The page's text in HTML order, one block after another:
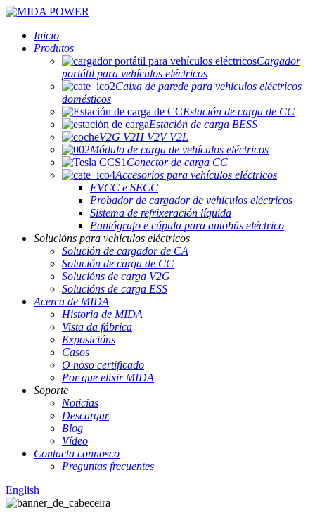
Inicio
Produtos
Cargador
portátil para vehículos eléctricos
Caixa de parede para vehículos eléctricos
domésticos
Estación de carga de CC
Estación de carga BESS
V2G V2H V2V V2L
Módulo de carga de vehículos eléctricos
Conector de carga CC
Accesorios para vehículos eléctricos
EVCC e SECC
Probador de cargador de vehículos eléctricos
Sistema de refrixeración líquida
Pantógrafo e cúpula para autobús eléctrico
Solucións para vehículos eléctricos
Solución de cargador de CA
Solución de carga de CC
Solucións de carga V2G
Solucións de carga ESS
Acerca de MIDA
Historia de MIDA
Vista da fábrica
Exposicións
Casos
O noso certificado
Por que elixir MIDA
Soporte
Noticias
Descargar
Blog
Vídeo
Contacta connosco
Preguntas frecuentes
English